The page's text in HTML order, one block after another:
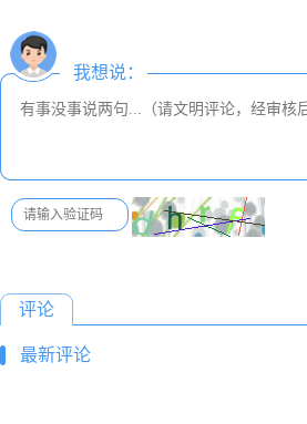
我想说：
评论
最新评论